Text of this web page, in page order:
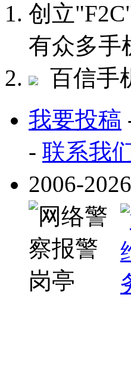
创立
有众多手
百信手
我要投稿
- 联系我
2006-